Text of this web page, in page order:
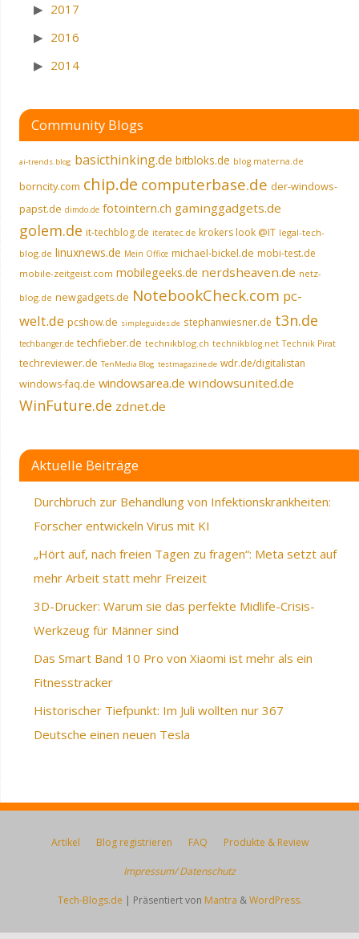
2017
2016
2014
Community Blogs
ai-trends.blog basicthinking.de bitbloks.de blog.materna.de
borncity.com chip.de computerbase.de der-windows-
papst.de dimdo.de fotointern.ch gaminggadgets.de
golem.de it-techblog.de iteratec.de krokers look @IT legal-tech-
blog.de linuxnews.de Mein Office michael-bickel.de mobi-test.de
mobile-zeitgeist.com mobilegeeks.de nerdsheaven.de netz-
blog.de newgadgets.de NotebookCheck.com pc-
welt.de pcshow.de simpleguides.de stephanwiesner.de t3n.de
techbanger.de techfieber.de technikblog.ch technikblog.net Technik Pirat
techreviewer.de TenMedia Blog testmagazine.de wdr.de/digitalistan
windows-faq.de windowsarea.de windowsunited.de
WinFuture.de zdnet.de
Aktuelle Beiträge
Durchbruch zur Behandlung von Infektionskrankheiten:
Forscher entwickeln Virus mit KI
„Hört auf, nach freien Tagen zu fragen“: Meta setzt auf
mehr Arbeit statt mehr Freizeit
3D-Drucker: Warum sie das perfekte Midlife-Crisis-
Werkzeug für Männer sind
Das Smart Band 10 Pro von Xiaomi ist mehr als ein
Fitnesstracker
Historischer Tiefpunkt: Im Juli wollten nur 367
Deutsche einen neuen Tesla
Artikel Blog registrieren FAQ Produkte & Review
Impressum/ Datenschutz
Tech-Blogs.de | Präsentiert von Mantra &WordPress.